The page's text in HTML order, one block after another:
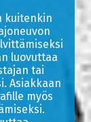
kuitenkin
luovuttaa
tai
Asiakkaan
myös